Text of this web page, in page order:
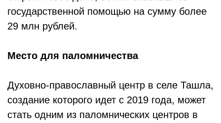
государственной помощью на сумму более
29 млн рублей.
Место для паломничества
Духовно-православный центр в селе Ташла,
создание которого идет с 2019 года, может
стать одним из паломнических центров в